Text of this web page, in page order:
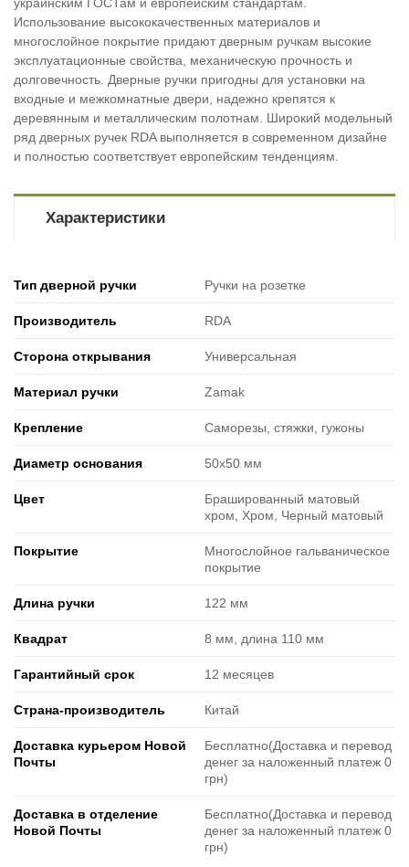
украинским ГОСТам и европейским стандартам.
Использование высококачественных материалов и
многослойное покрытие придают дверным ручкам высокие
эксплуатационные свойства, механическую прочность и
долговечность. Дверные ручки пригодны для установки на
входные и межкомнатные двери, надежно крепятся к
деревянным и металлическим полотнам. Широкий модельный
ряд дверных ручек RDA выполняется в современном дизайне
и полностью соответствует европейским тенденциям.
Характеристики
Тип дверной ручки Ручки на розетке
Производитель RDA
Сторона открывания Универсальная
Материал ручки Zamak
Крепление Саморезы, стяжки, гужоны
Диаметр основания 50х50 мм
Цвет
Брашированный матовый
хром, Хром, Черный матовый
Покрытие
Многослойное гальваническое
покрытие
Длина ручки 122 мм
Квадрат 8 мм, длина 110 мм
Гарантийный срок 12 месяцев
Страна-производитель Китай
Доставка курьером Новой
Почты
Бесплатно(Доставка и перевод
денег за наложенный платеж 0
грн)
Доставка в отделение
Новой Почты
Бесплатно(Доставка и перевод
денег за наложенный платеж 0
грн)